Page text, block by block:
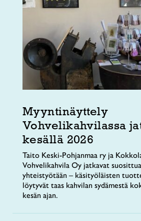
Myyntinäyttely
Vohvelikahvilassa
kesällä 2026
Taito Keski-Pohjanmaa ry ja
Vohvelikahvila Oy jatkavat suosittua
yhteistyötään – käsityöläisten
löytyvät taas kahvilan sydämestä
kesän ajan.